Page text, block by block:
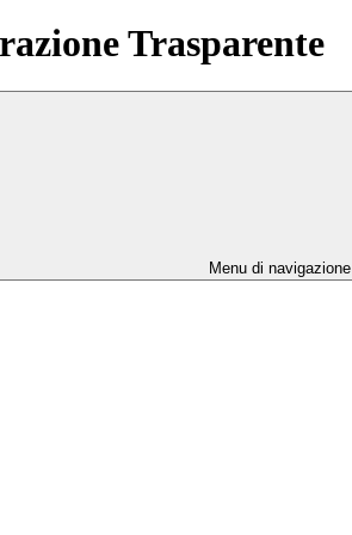
Trasparente
Menu di navigazione